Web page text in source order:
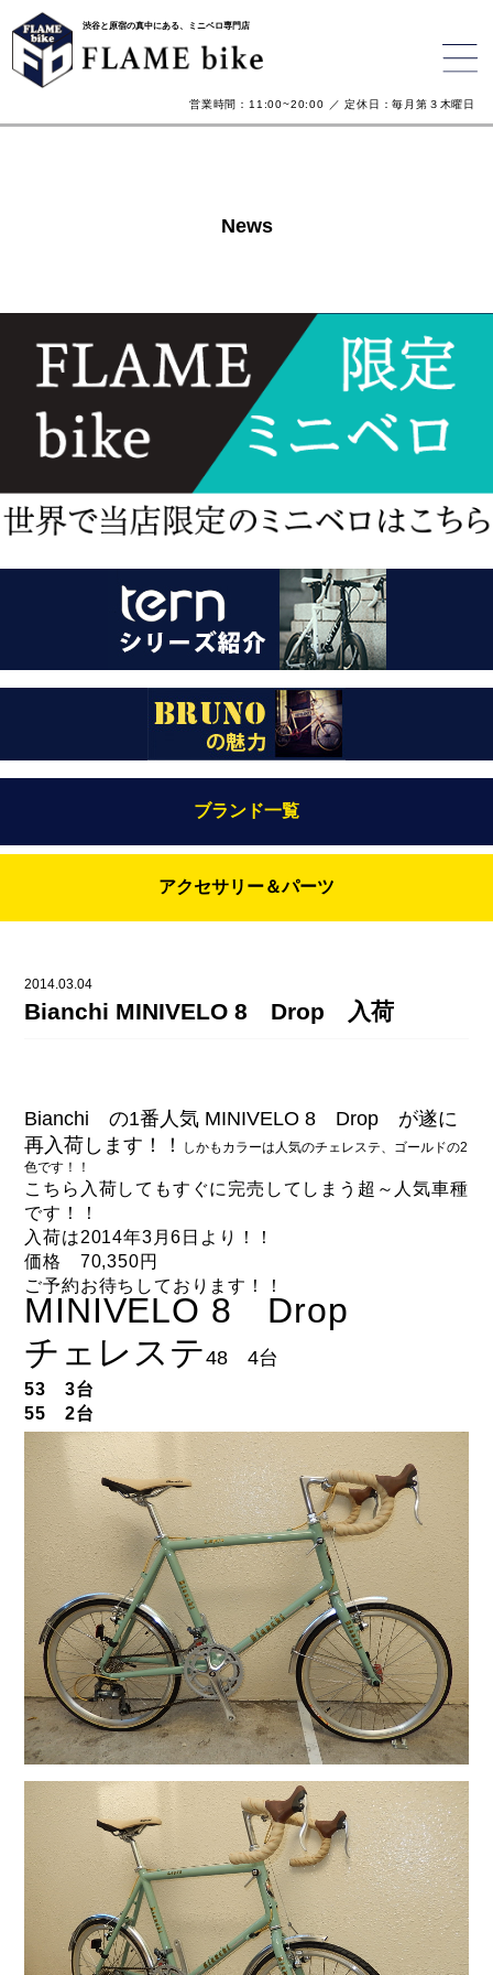
渋谷と原宿の真中にある、ミニベロ専門店
営業時間：11:00~20:00 ／ 定休日：毎月第３木曜日
News
ブランド一覧
Bianchi（ビアンキ）
BRUNO(ブルーノ)
DAHON（ダホーン）
GIOS（ジオス）
KUWAHARA（クワハラ）
MASI（マージ）
PASHLEY（パシュレー）
RITEWAY（ライトウェイ）
tern（ターン）
tern Crest
tern SURGE
tern SURGE PRO
tern SURGE UNO
アクセサリー＆パーツ
knog（ノグ）
マルイのかわいいキャップ
2014.03.04
Bianchi MINIVELO 8 Drop 入荷
Bianchi の1番人気 MINIVELO 8 Drop が遂に
再入荷します！！
しかもカラーは人気のチェレステ、ゴールドの2
色です！！
こちら入荷してもすぐに完売してしまう超～人気車種
です！！
入荷は2014年3月6日より！！
価格 70,350円
ご予約お待ちしております！！
MINIVELO 8 Drop
チェレステ48 4台
53 3台
55 2台